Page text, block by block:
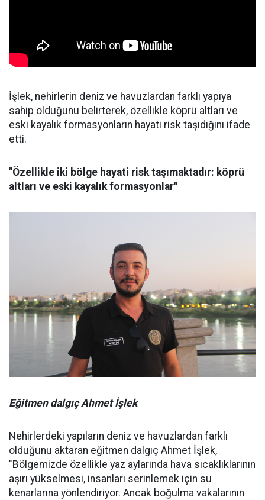
İşlek, nehirlerin deniz ve havuzlardan farklı yapıya
sahip olduğunu belirterek, özellikle köprü altları ve
eski kayalık formasyonların hayati risk taşıdığını ifade
etti.
"Özellikle iki bölge hayati risk taşımaktadır: köprü
altları ve eski kayalık formasyonlar"
Eğitmen dalgıç Ahmet İşlek
Nehirlerdeki yapıların deniz ve havuzlardan farklı
olduğunu aktaran eğitmen dalgıç Ahmet İşlek,
"Bölgemizde özellikle yaz aylarında hava sıcaklıklarının
aşırı yükselmesi, insanları serinlemek için su
kenarlarına yönlendiriyor. Ancak boğulma vakalarının